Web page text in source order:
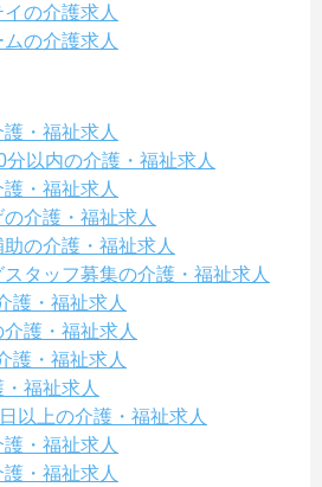
の介護求人
の介護求人
・福祉求人
以内の介護・福祉求人
・福祉求人
介護・福祉求人
の介護・福祉求人
タッフ募集の介護・福祉求人
護・福祉求人
護・福祉求人
護・福祉求人
福祉求人
以上の介護・福祉求人
・福祉求人
・福祉求人